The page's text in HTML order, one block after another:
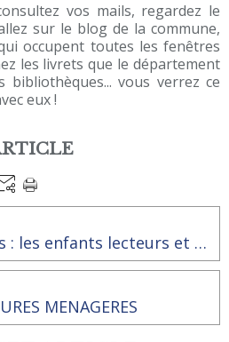
vos mails, regardez le
sur le blog de la commune,
occupent toutes les fenêtres
les livrets que le département
vous verrez ce
eux !
Le Cercle des Arbres : les enfants lecteurs et auteurs à la bibliothèque de Rai !
MENAGERES